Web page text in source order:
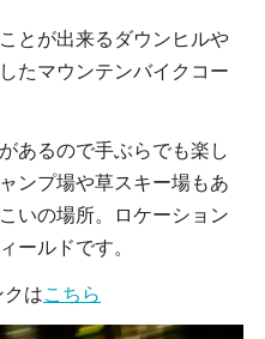
とが出来るダウンヒルや
たマウンテンバイクコー
あるので手ぶらでも楽し
ンプ場や草スキー場もあ
いの場所。ロケーション
ールドです。
クはこちら